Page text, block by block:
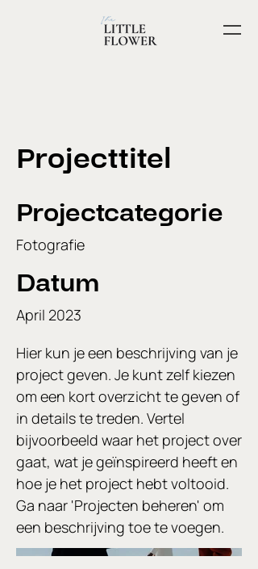
Projecttitel
Projectcategorie
Fotografie
Datum
April 2023
Hier kun je een beschrijving van je
project geven. Je kunt zelf kiezen
om een kort overzicht te geven of
in details te treden. Vertel
bijvoorbeeld waar het project over
gaat, wat je geïnspireerd heeft en
hoe je het project hebt voltooid.
Ga naar 'Projecten beheren' om
een beschrijving toe te voegen.